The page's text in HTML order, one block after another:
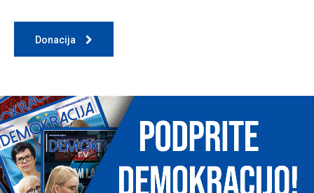
Donacija